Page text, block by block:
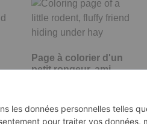
Page à colorier d'un
petit rongeur, ami